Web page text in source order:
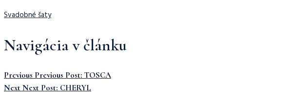
Svadobné šaty
Navigácia v článku
Previous Previous Post: TOSCA
NextNext Post: CHERYL